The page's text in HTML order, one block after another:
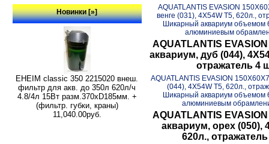
Новинки [»]
EHEIM classic 350 2215020 внеш.
фильтр для акв. до 350л 620л/ч
4.8/4л 15Вт разм.370хD185мм. +
(фильтр. губки, краны)
11,040.00руб.
AQUATLANTIS EVASION
венге (031), 4X54W T5, 620л.,
Шикарный аквариум объемом
алюминиевым
AQUATLANTIS
аквариум, дуб (044),
отражатель 4
AQUATLANTIS EVASION
(044), 4X54W T5, 620л.,
Шикарный аквариум объемом
алюминиевым
AQUATLANTIS
аквариум, орех (050),
620л.,